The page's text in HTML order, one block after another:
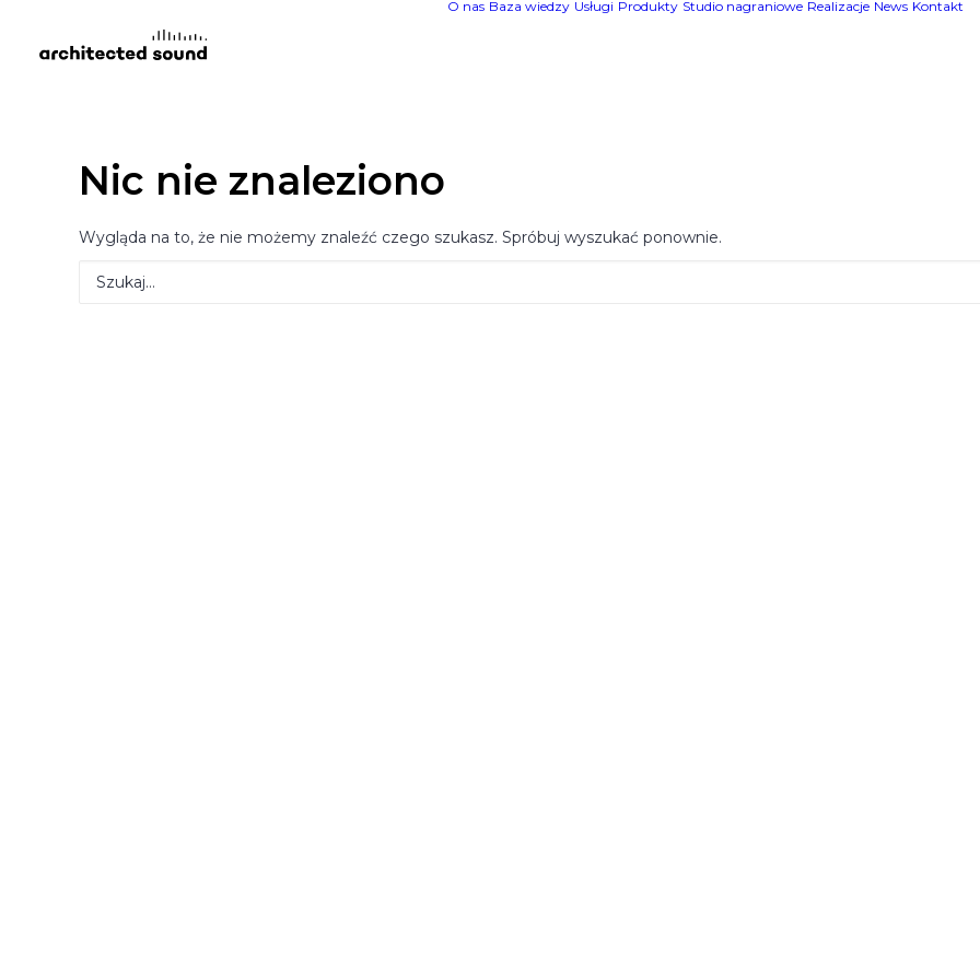
O nas Baza wiedzy Usługi Produkty Studio nagraniowe Realizacje News Kontakt
Nic nie znaleziono
Wygląda na to, że nie możemy znaleźć czego szukasz. Spróbuj wyszukać ponownie.